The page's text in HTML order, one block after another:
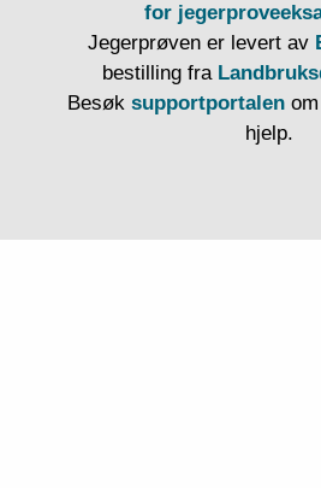
for
Jegerprøven er levert av
bestilling fra
Besøk supportportalen
hjelp.